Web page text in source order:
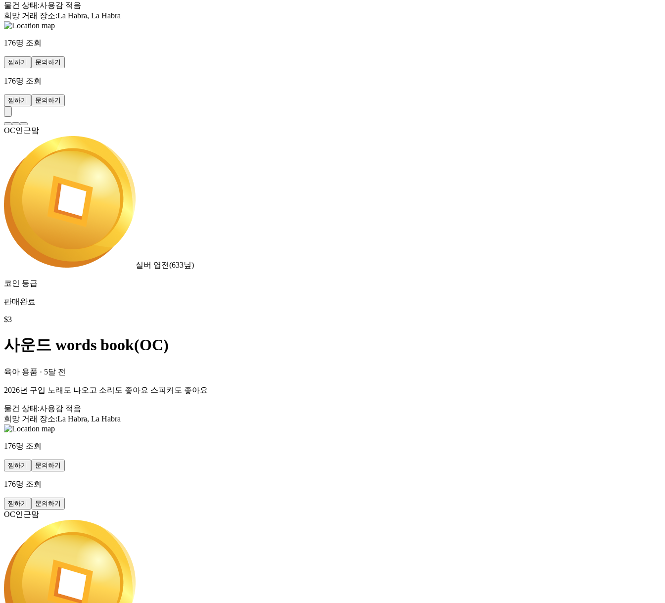
물건 상태 :사용감 적음
희망 거래 장소:La Habra, La Habra
176명 조회
찜하기 문의하기
176명 조회
찜하기 문의하기
OC인근맘
실버 엽전(633닢)
코인 등급
판매완료
$3
사운드 words book(OC)
육아 용품 · 5달 전
2026년 구입 노래도 나오고 소리도 좋아요 스피커도 좋아요
물건 상태 :사용감 적음
희망 거래 장소:La Habra, La Habra
176명 조회
찜하기 문의하기
176명 조회
찜하기 문의하기
OC인근맘